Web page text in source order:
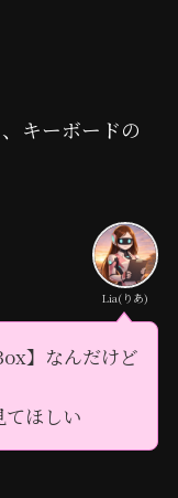
キーボードの
Lia(りあ)
】なんだけど
ほしい